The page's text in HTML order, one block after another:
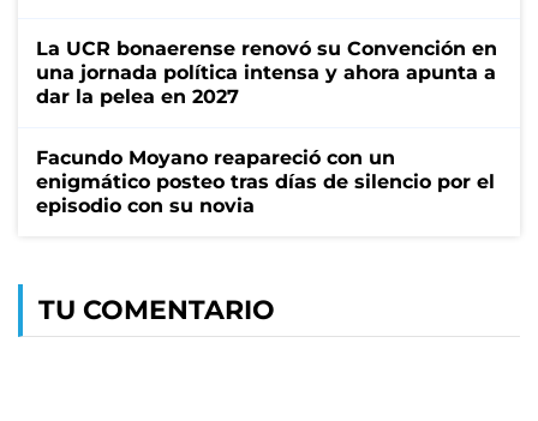
La UCR bonaerense renovó su Convención en
una jornada política intensa y ahora apunta a
dar la pelea en 2027
Facundo Moyano reapareció con un
enigmático posteo tras días de silencio por el
episodio con su novia
TU COMENTARIO